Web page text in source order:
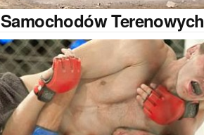
Samochodów Terenowych